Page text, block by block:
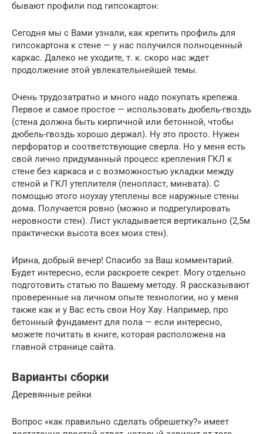
бывают профили под гипсокартон:
Сегодня мы с Вами узнали, как крепить профиль для
гипсокартона к стене — у нас получился полноценный
каркас. Далеко не уходите, т. к. скоро нас ждет
продолжение этой увлекательнейшей темы.
Очень трудозатратно и много надо покупать крепежа.
Первое и самое простое — использовать дюбель-гвоздь
(стена должна быть кирпичной или бетонной, чтобы
дюбель-гвоздь хорошо держал). Ну это просто. Нужен
перфоратор и соответствующие сверла. Но у меня есть
свой лично придуманный процесс крепления ГКЛ к
стене без каркаса и с возможностью укладки между
стеной и ГКЛ утеплителя (пенопласт, минвата). С
помощью этого ноухау утеплены все наружные стены
дома. Получается ровно (можно и подрегулировать
неровности стен). Лист укладывается вертикально (2,5м
практически высота всех моих стен).
Ирина, добрый вечер! Спасибо за Ваш комментарий.
Будет интересно, если раскроете секрет. Могу отдельно
подготовить статью по Вашему методу. Я рассказывают
проверенные на личном опыте технологии, но у меня
также как и у Вас есть свои Ноу Хау. Например, про
бетонный фундамент для пола — если интересно,
можете почитать в книге, которая расположена на
главной странице сайта.
Варианты сборки
Деревянные рейки
Вопрос «как правильно сделать обрешетку?» имеет